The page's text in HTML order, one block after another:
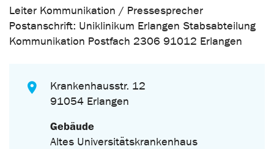
Leiter Kommunikation / Pressesprecher
Postanschrift: Uniklinikum Erlangen Stabsabteilung
Kommunikation Postfach 2306 91012 Erlangen
Krankenhausstr. 12
91054 Erlangen
Gebäude
Altes Universitätskrankenhaus